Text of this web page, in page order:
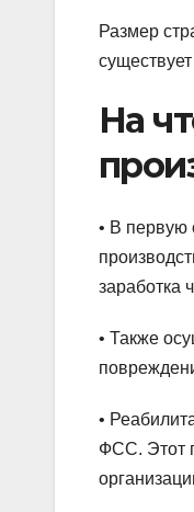
Размер
На
• В первую
заработка
• Также
•
ФСС. Этот